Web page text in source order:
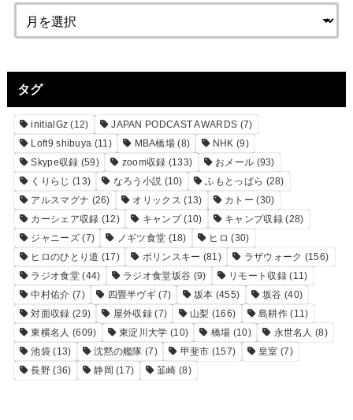
タグ
initialGz (12) JAPAN PODCAST AWARDS (7)
Loft9 shibuya (11) MBA橋場 (8) NHK (9)
Skype収録 (59) zoom収録 (133) おメール (93)
くりらじ (13) なろう小説 (10) ふもとっぱら (28)
アルスマグナ (26) オリックス (13) カトー (30)
カーシェア収録 (12) キャンプ(10) キャンプ収録(28)
ジャニーズ(7) ノギツ食堂 (18) ヒロ (30)
ヒロのひとり道 (17) ポリンスキー (81) ラザウォーク (156)
ラジオ食堂(44) ラジオ食堂坂谷 (9) リモート収録(11)
中村佑介 (7) 四畳半ヴギ (7) 坂本 (455) 坂谷 (40)
対面収録 (29) 屋外収録 (7) 山梨 (166) 島耕作(11)
東横名人 (609) 東淀川大学 (10) 橋場 (10) 永世名人 (8)
池袋 (13) 沈黙の艦隊 (7) 甲斐市 (157) 皇室 (7)
長野 (36) 静岡 (17) 韮崎 (8)